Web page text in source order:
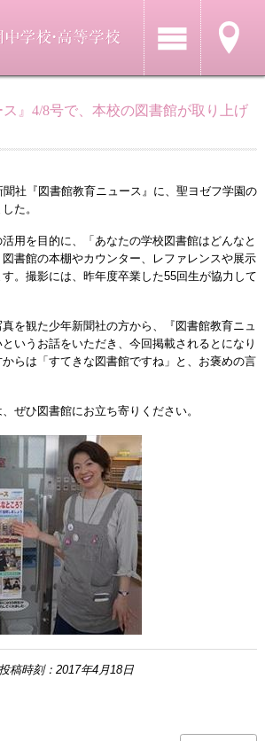
ス』4/8号で、本校の図書館が取り上げ
社『図書館教育ニュース』に、聖ヨゼフ学園の
た。
用を目的に、「あなたの学校図書館はどんなと
書館の本棚やカウンター、レファレンスや展示
。撮影には、昨年度卒業した55回生が協力して
を観た少年新聞社の方から、『図書館教育ニュ
いうお話をいただき、今回掲載されるとになり
らは「すてきな図書館ですね」と、お褒めの言
ぜひ図書館にお立ち寄りください。
投稿時刻：2017年4月18日